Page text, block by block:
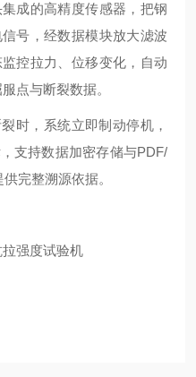
成的高精度传感器，把钢
号，经数据模块放大滤波
控拉力、位移变化，自动
点与断裂数据。
时，系统立即制动停机，
支持数据加密存储与PDF/
完整溯源依据。